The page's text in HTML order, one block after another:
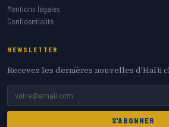
Mentions légales
Confidentialité
NEWSLETTER
Recevez les dernières nouvelles d'Haïti
S'ABONNER